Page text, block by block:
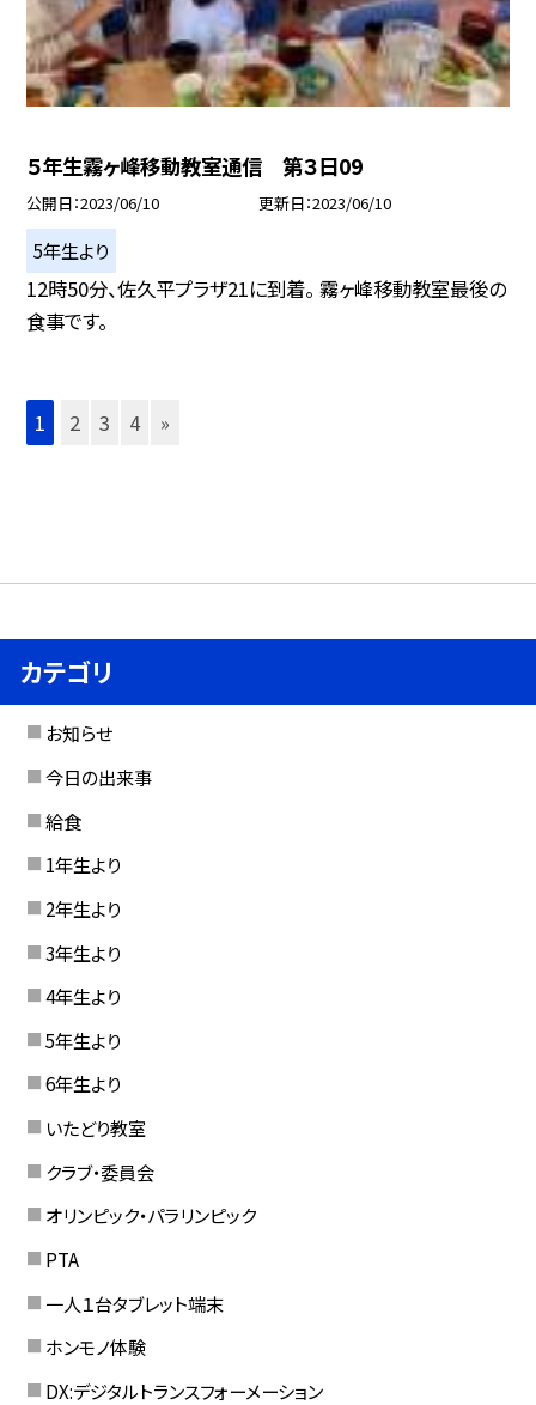
５年生霧ヶ峰移動教室通信 第３日09
公開日 2023/06/10 更新日 2023/06/10
5年生より
12時50分、佐久平プラザ21に到着。 霧ヶ峰移動教室最後の
食事です。
1 2 3 4 »
カテゴリ
お知らせ
今日の出来事
給食
1年生より
2年生より
3年生より
4年生より
5年生より
6年生より
いたどり教室
クラブ・委員会
オリンピック・パラリンピック
PTA
一人１台タブレット端末
ホンモノ体験
DX:デジタルトランスフォーメーション